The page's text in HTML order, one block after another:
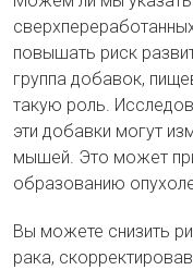
повышать риск
группа добавок,
такую роль.
эти добавки могут
мышей. Это может
образованию
Вы можете снизить
рака,